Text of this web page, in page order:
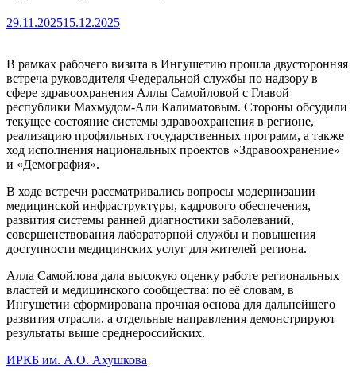
29.11.202515.12.2025
В рамках рабочего визита в Ингушетию прошла двусторонняя
встреча руководителя Федеральной службы по надзору в
сфере здравоохранения Аллы Самойловой с Главой
республики Махмудом-Али Калиматовым. Стороны обсудили
текущее состояние системы здравоохранения в регионе,
реализацию профильных государственных программ, а также
ход исполнения национальных проектов «Здравоохранение»
и «Демография».
В ходе встречи рассматривались вопросы модернизации
медицинской инфраструктуры, кадрового обеспечения,
развития системы ранней диагностики заболеваний,
совершенствования лабораторной службы и повышения
доступности медицинских услуг для жителей региона.
Алла Самойлова дала высокую оценку работе региональных
властей и медицинского сообщества: по её словам, в
Ингушетии сформирована прочная основа для дальнейшего
развития отрасли, а отдельные направления демонстрируют
результаты выше среднероссийских.
ИРКБ им. А.О. Ахушкова